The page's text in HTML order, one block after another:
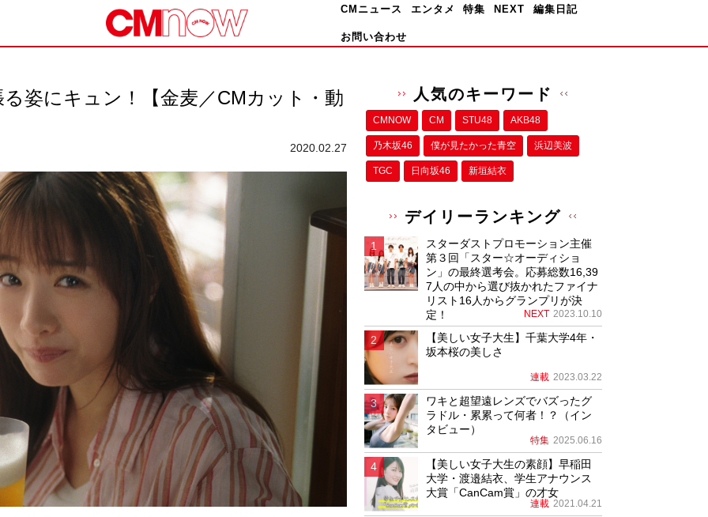
CMニュース エンタメ 特集 NEXT 編集日記
お問い合わせ
姿にキュン！【金麦／CMカット・動
2020.02.27
人気のキーワード
CMNOW CM STU48 AKB48
乃木坂46 僕が⾒たかった⻘空 浜辺美波
TGC 日向坂46 新垣結衣
デイリーランキング
スターダストプロモーション主催
第３回「スター☆オーディショ
ン」の最終選考会。応募総数16,39
7人の中から選び抜かれたファイナ
リスト16人からグランプリが決
定！
NEXT 2023.10.10
【美しい女子大生】千葉大学4年・
坂本桜の美しさ
連載 2023.03.22
ワキと超望遠レンズでバズったグ
ラドル・累累って何者！？（イン
タビュー）
特集 2025.06.16
【美しい女子大生の素顔】早稲田
大学・渡邉結衣、学生アナウンス
大賞「CanCam賞」の才女
連載 2021.04.21